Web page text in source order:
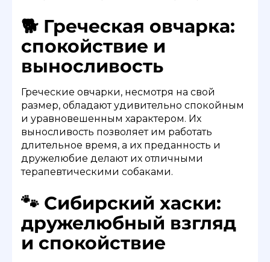
🐕 Греческая овчарка:
спокойствие и
выносливость
Греческие овчарки, несмотря на свой
размер, обладают удивительно спокойным
и уравновешенным характером. Их
выносливость позволяет им работать
длительное время, а их преданность и
дружелюбие делают их отличными
терапевтическими собаками.
🐾 Сибирский хаски:
дружелюбный взгляд
и спокойствие